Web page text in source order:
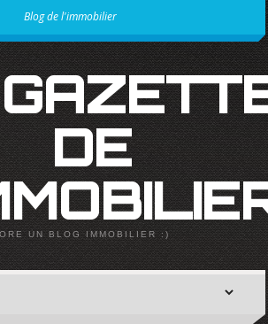
Blog de l'immobilier
DE
UN BLOG IMMOBILIER :)